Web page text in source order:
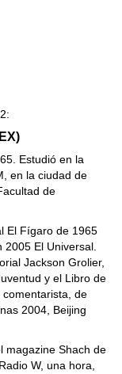
Estudió en la
en la ciudad de
de
El Fígaro de 1965
El Universal.
Jackson Grolier,
y el Libro de
de
2004, Beijing
magazine Shach de
W, una hora,